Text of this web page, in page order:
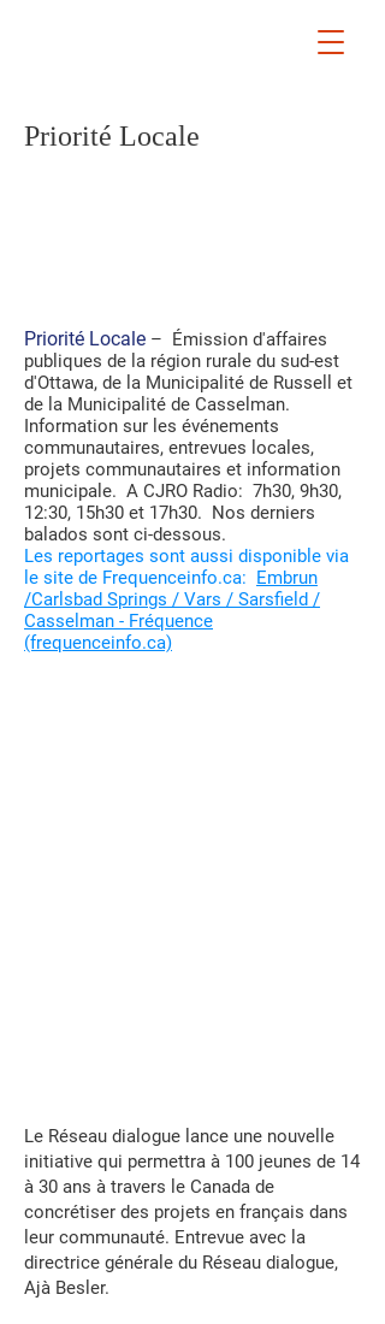
Priorité Locale
Priorité Locale – Émission d'affaires
publiques de la région rurale du sud-est
d'Ottawa, de la Municipalité de Russell et
de la Municipalité de Casselman.
Information sur les événements
communautaires, entrevues locales,
projets communautaires et information
municipale. A CJRO Radio: 7h30, 9h30,
12:30, 15h30 et 17h30. Nos derniers
balados sont ci-dessous.
Les reportages sont aussi disponible via
le site de Frequenceinfo.ca: Embrun
/Carlsbad Springs / Vars / Sarsfield /
Casselman - Fréquence
(frequenceinfo.ca)
Le Réseau dialogue lance une nouvelle
initiative qui permettra à 100 jeunes de 14
à 30 ans à travers le Canada de
concrétiser des projets en français dans
leur communauté. Entrevue avec la
directrice générale du Réseau dialogue,
Ajà Besler.